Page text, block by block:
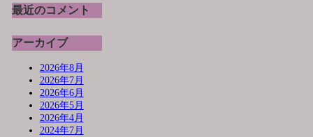
最近のコメント
アーカイブ
2026年8月
2026年7月
2026年6月
2026年5月
2026年4月
2024年7月